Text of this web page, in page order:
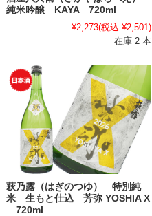
純米吟醸 KAYA 720ml
¥2,273(税込 ¥2,501)
在庫 2 本
萩乃露（はぎのつゆ） 特別純
米 生もと仕込 芳弥 YOSHIA X
720ml